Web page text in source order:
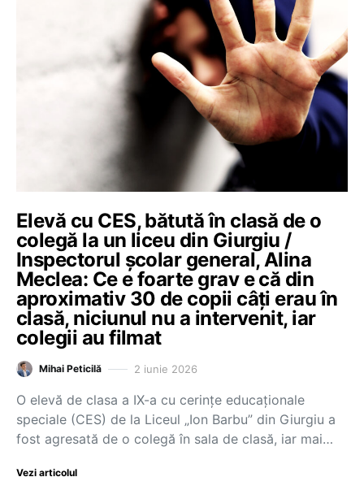
Elevă cu CES, bătută în clasă de o
colegă la un liceu din Giurgiu /
Inspectorul școlar general, Alina
Meclea: Ce e foarte grav e că din
aproximativ 30 de copii câți erau în
clasă, niciunul nu a intervenit, iar
colegii au filmat
Mihai Peticilă 2 iunie 2026
O elevă de clasa a IX-a cu cerințe educaționale
speciale (CES) de la Liceul „Ion Barbu” din Giurgiu a
fost agresată de o colegă în sala de clasă, iar mai…
Vezi articolul